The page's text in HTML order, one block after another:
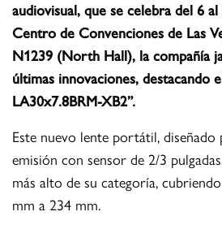
audiovisual, que se celebra del 6
Centro de Convenciones de Las
N1239 (North Hall), la compañía
últimas innovaciones, destacando
LA30x7.8BRM-XB2”.
Este nuevo lente portátil, diseñado
emisión con sensor de 2/3
más alto de su categoría,
mm a 234 mm.